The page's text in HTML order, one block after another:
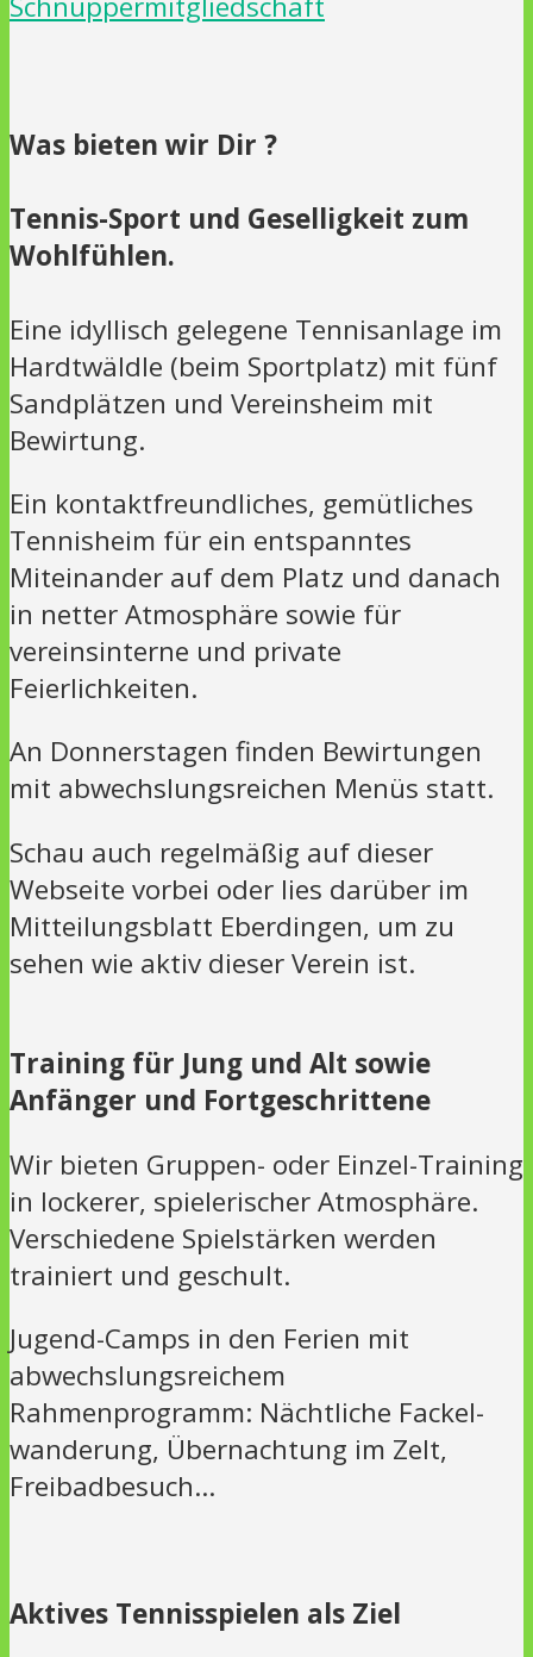
Was bieten wir Dir ?
Tennis-Sport und Geselligkeit zum
Wohlfühlen.
Eine idyllisch gelegene Tennisanlage im
Hardtwäldle (beim Sportplatz) mit fünf
Sandplätzen und Vereinsheim mit
Bewirtung.
Ein kontaktfreundliches, gemütliches
Tennisheim für ein entspanntes
Miteinander auf dem Platz und danach
in netter Atmosphäre sowie für
vereinsinterne und private
Feierlichkeiten.
An Donnerstagen finden Bewirtungen
mit abwechslungsreichen Menüs statt.
Schau auch regelmäßig auf dieser
Webseite vorbei oder lies darüber im
Mitteilungsblatt Eberdingen, um zu
sehen wie aktiv dieser Verein ist.
Training für Jung und Alt sowie
Anfänger und Fortgeschrittene
Wir bieten Gruppen- oder Einzel-Training
in lockerer, spielerischer Atmosphäre.
Verschiedene Spielstärken werden
trainiert und geschult.
Jugend-Camps in den Ferien mit
abwechslungsreichem
Rahmenprogramm: Nächtliche Fackel-
wanderung, Übernachtung im Zelt,
Freibadbesuch…
Aktives Tennisspielen als Ziel